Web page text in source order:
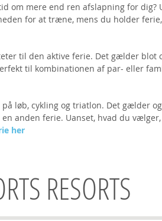
om mere end ren afslapning for dig?
for at træne, mens du holder
til den aktive ferie. Det gælder blot
til kombinationen af par- eller
løb, cykling og triatlon. Det gælder
anden ferie. Uanset, hvad du
her
RESORTS